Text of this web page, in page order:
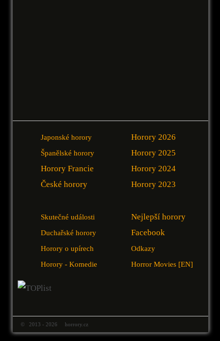
Japonské horory
Španělské horory
Horory Francie
České horory
Horory 2026
Horory 2025
Horory 2024
Horory 2023
Skutečné události
Duchařské horory
Horory o upírech
Horory - Komedie
Nejlepší horory
Facebook
Odkazy
Horror Movies [EN]
© 2013 - 2026 horrory.cz